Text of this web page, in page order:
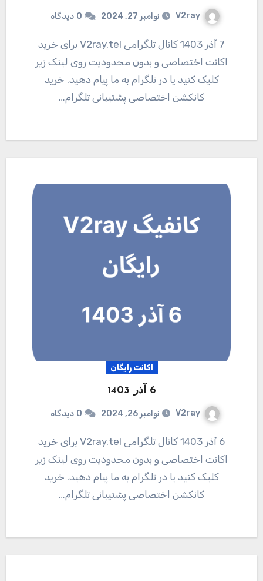
V2ray نوامبر 27, 2024 0 دیدگاه
7 آذر 1403 کانال تلگرامی V2ray.tel برای خرید
اکانت اختصاصی و بدون محدودیت روی لینک زیر
کلیک کنید یا در تلگرام به ما پیام دهید. خرید
کانکشن اختصاصی پشتیبانی تلگرام…
اکانت رایگان
6 آذر 1403
V2ray نوامبر 26, 2024 0 دیدگاه
6 آذر 1403 کانال تلگرامی V2ray.tel برای خرید
اکانت اختصاصی و بدون محدودیت روی لینک زیر
کلیک کنید یا در تلگرام به ما پیام دهید. خرید
کانکشن اختصاصی پشتیبانی تلگرام…